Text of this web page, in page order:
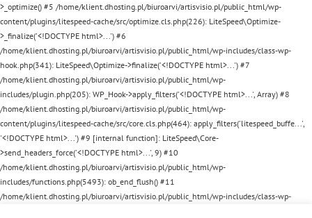
>_optimize() #5 /home/klient.dhosting.pl/biuroarvi/artisvisio.pl/public_html/wp-
content/plugins/litespeed-cache/src/optimize.cls.php(226): LiteSpeed\Optimize-
>_finalize('<!DOCTYPE html>...') #6
/home/klient.dhosting.pl/biuroarvi/artisvisio.pl/public_html/wp-includes/class-wp-
hook.php(341): LiteSpeed\Optimize->finalize('<!DOCTYPE html>...') #7
/home/klient.dhosting.pl/biuroarvi/artisvisio.pl/public_html/wp-
includes/plugin.php(205): WP_Hook->apply_filters('<!DOCTYPE html>...', Array) #8
/home/klient.dhosting.pl/biuroarvi/artisvisio.pl/public_html/wp-
content/plugins/litespeed-cache/src/core.cls.php(464): apply_filters('litespeed_buffe...',
'<!DOCTYPE html>...') #9 [internal function]: LiteSpeed\Core-
>send_headers_force('<!DOCTYPE html>...', 9) #10
/home/klient.dhosting.pl/biuroarvi/artisvisio.pl/public_html/wp-
includes/functions.php(5493): ob_end_flush() #11
/home/klient.dhosting.pl/biuroarvi/artisvisio.pl/public_html/wp-includes/class-wp-